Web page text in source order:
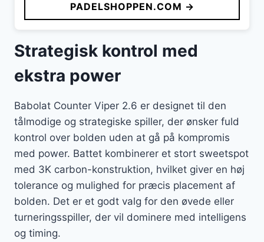
PADELSHOPPEN.COM →
Strategisk kontrol med
ekstra power
Babolat Counter Viper 2.6 er designet til den
tålmodige og strategiske spiller, der ønsker fuld
kontrol over bolden uden at gå på kompromis
med power. Battet kombinerer et stort sweetspot
med 3K carbon-konstruktion, hvilket giver en høj
tolerance og mulighed for præcis placement af
bolden. Det er et godt valg for den øvede eller
turneringsspiller, der vil dominere med intelligens
og timing.